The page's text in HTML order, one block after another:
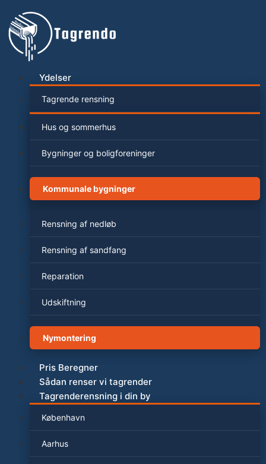
indhold
Ydelser
Tagrende rensning
Hus og sommerhus
Bygninger og boligforeninger
Kommunale bygninger
Rensning af nedløb
Rensning af sandfang
Reparation
Udskiftning
Nymontering
Pris Beregner
Sådan renser vi tagrender
Tagrenderensning i din by
København
Aarhus